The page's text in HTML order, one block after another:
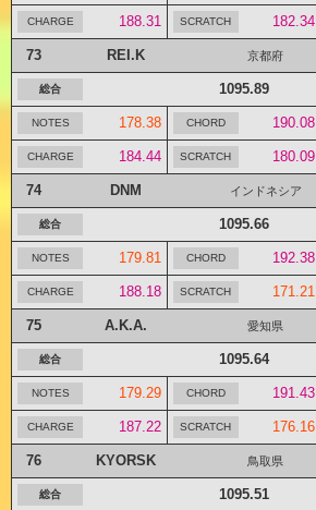
188.31 182.34
73 REI.K 京都府
1095.89
178.38 190.08
184.44 180.09
74 DNM インドネシア
1095.66
179.81 192.38
188.18 171.21
75 A.K.A. 愛知県
1095.64
179.29 191.43
187.22 176.16
76 KYORSK 鳥取県
1095.51